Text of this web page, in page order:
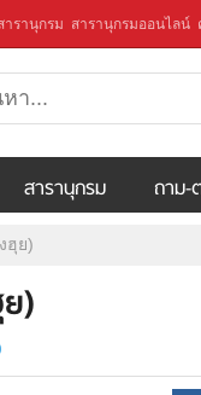
ารานุกรม สารานุกรมออนไลน์
สารานุกรม ถาม-
ฮุย)
)